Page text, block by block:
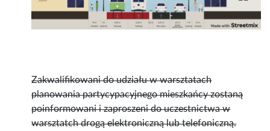
Zakwalifikowani do udziału w warsztatach
planowania partycypacyjnego mieszkańcy zostaną
poinformowani i zaproszeni do uczestnictwa w
warsztatch drogą elektroniczną lub telefoniczną.